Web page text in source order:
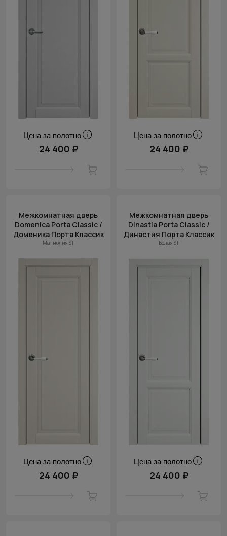
Цена за полотно
24 400 ₽
Цена за полотно
24 400 ₽
Межкомнатная дверь
Domenica Porta Classic /
Доменика Порта Классик
Магнолия ST
Цена за полотно
24 400 ₽
Межкомнатная дверь
Dinastia Porta Classic /
Династия Порта Классик
Белая ST
Цена за полотно
24 400 ₽